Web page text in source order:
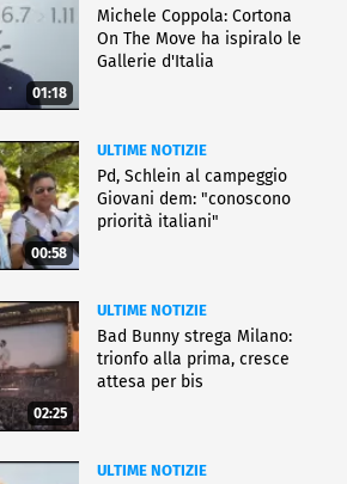
01:18
Michele Coppola: Cortona
On The Move ha ispiralo le
Gallerie d'Italia
00:58
ULTIME NOTIZIE
Pd, Schlein al campeggio
Giovani dem: "conoscono
priorità italiani"
02:25
ULTIME NOTIZIE
Bad Bunny strega Milano:
trionfo alla prima, cresce
attesa per bis
ULTIME NOTIZIE